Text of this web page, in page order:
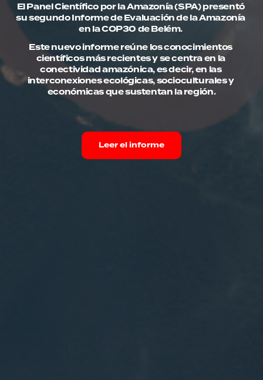
El Panel Científico por la Amazonía (SPA) presentó
su segundo Informe de Evaluación de la Amazonía
en la COP30 de Belém.
Este nuevo informe reúne los conocimientos
científicos más recientes y se centra en la
conectividad amazónica, es decir, en las
interconexiones ecológicas, socioculturales y
económicas que sustentan la región.
Leer el informe